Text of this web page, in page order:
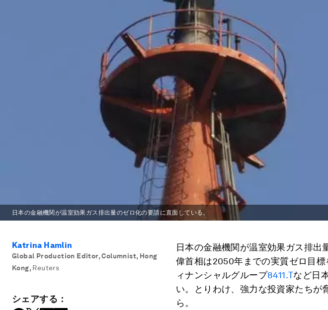
日本の金融機関が温室効果ガス排出量のゼロ化の要請に直面している。
Katrina Hamlin
Global Production Editor, Columnist, Hong
Kong, Reuters
シェアする：
日本の金融機関が温室効果ガス排出
偉首相は2050年までの実質ゼロ目
ィナンシャルグループ8411.Tなど日
い。とりわけ、強力な投資家たちが
ら。